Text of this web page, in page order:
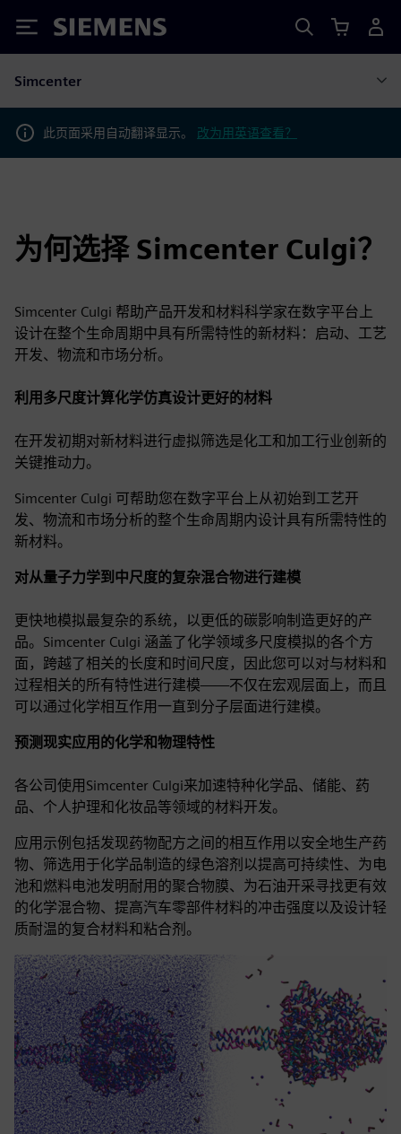
Siemens
Simcenter
此页面采用自动翻译显示。 改为用英语查看？
为何选择 Simcenter Culgi？
Simcenter Culgi 帮助产品开发和材料科学家在数字平台上
设计在整个生命周期中具有所需特性的新材料：启动、工艺
开发、物流和市场分析。
利用多尺度计算化学仿真设计更好的材料
在开发初期对新材料进行虚拟筛选是化工和加工行业创新的
关键推动力。
Simcenter Culgi 可帮助您在数字平台上从初始到工艺开
发、物流和市场分析的整个生命周期内设计具有所需特性的
新材料。
对从量子力学到中尺度的复杂混合物进行建模
更快地模拟最复杂的系统，以更低的碳影响制造更好的产
品。Simcenter Culgi 涵盖了化学领域多尺度模拟的各个方
面，跨越了相关的长度和时间尺度，因此您可以对与材料和
过程相关的所有特性进行建模——不仅在宏观层面上，而且
可以通过化学相互作用一直到分子层面进行建模。
预测现实应用的化学和物理特性
各公司使用Simcenter Culgi来加速特种化学品、储能、药
品、个人护理和化妆品等领域的材料开发。
应用示例包括发现药物配方之间的相互作用以安全地生产药
物、筛选用于化学品制造的绿色溶剂以提高可持续性、为电
池和燃料电池发明耐用的聚合物膜、为石油开采寻找更有效
的化学混合物、提高汽车零部件材料的冲击强度以及设计轻
质耐温的复合材料和粘合剂。